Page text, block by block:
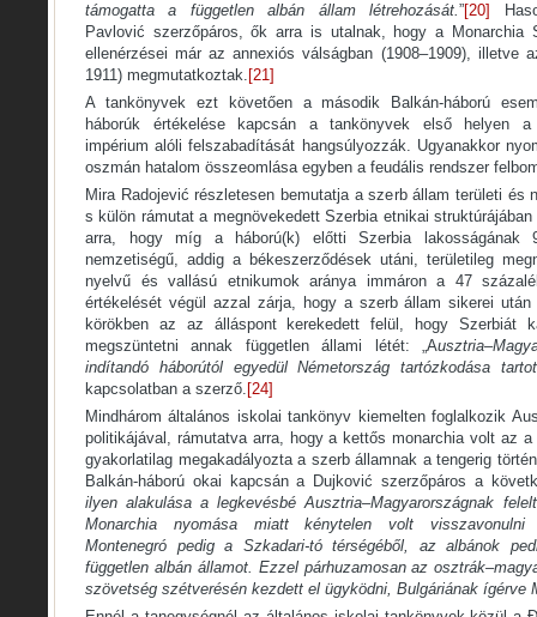
támogatta a független albán állam létrehozását.”[20]
Pavlović szerzőpáros, ők arra is utalnak, hogy a Monarchia
ellenérzései már az annexiós válságban (1908–1909), illetve
1911) megmutatkoztak. [21]
A tankönyvek ezt követően a második Balkán-háború
háborúk értékelése kapcsán a tankönyvek első helyen
impérium alóli felszabadítását hangsúlyozzák. Ugyanakkor
oszmán hatalom összeomlása egyben a feudális rendszer
Mira Radojević részletesen bemutatja a szerb állam területi és
s külön rámutat a megnövekedett Szerbia etnikai
arra, hogy míg a háború(k) előtti Szerbia lakosságának
nemzetiségű, addig a békeszerződések utáni, területileg
nyelvű és vallású etnikumok aránya immáron a 47
értékelését végül azzal zárja, hogy a szerb állam sikerei
körökben az az álláspont kerekedett felül, hogy Szerbiát
megszüntetni annak független állami létét: „A
indítandó háborútól egyedül Németország tartózkodása
kapcsolatban a szerző. [24]
Mindhárom általános iskolai tankönyv kiemelten foglalkozik
politikájával, rámutatva arra, hogy a kettős monarchia volt az
gyakorlatilag megakadályozta a szerb államnak a tengerig
Balkán-háború okai kapcsán a Dujković szerzőpáros a
ilyen alakulása a legkevésbé Ausztria–Magyarországnak
Monarchia nyomása miatt kénytelen volt visszavonulni
Montenegró pedig a Szkadari-tótérségéből, az albánok
független albán államot. Ezzel párhuzamosan az
szövetség szétverésén kezdett el ügyködni, Bulgáriának ígérve